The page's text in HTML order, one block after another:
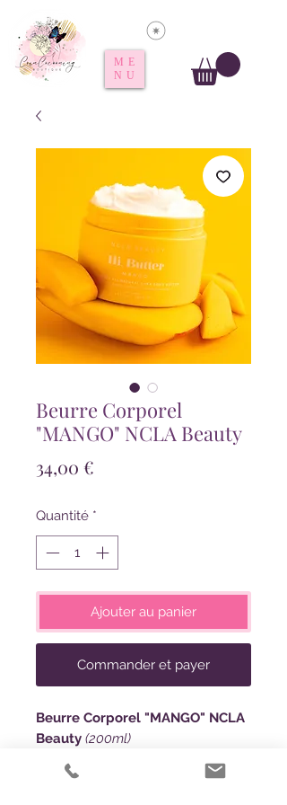
ME
NU
Beurre Corporel
"MANGO" NCLA Beauty
34,00 €
Quantité *
Ajouter au panier
Commander et payer
Beurre Corporel "MANGO" NCLA
Beauty (200ml)
Son parfum de Nectar de mangue
frais, sucré et chaud, doux et